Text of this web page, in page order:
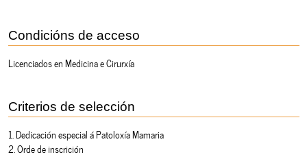
Condicións de acceso
Licenciados en Medicina e Cirurxía
Criterios de selección
1. Dedicación especial á Patoloxía Mamaria
2. Orde de inscrición